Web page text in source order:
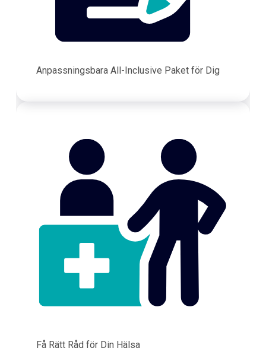
Anpassningsbara All-Inclusive Paket för Dig
Få Rätt Råd för Din Hälsa